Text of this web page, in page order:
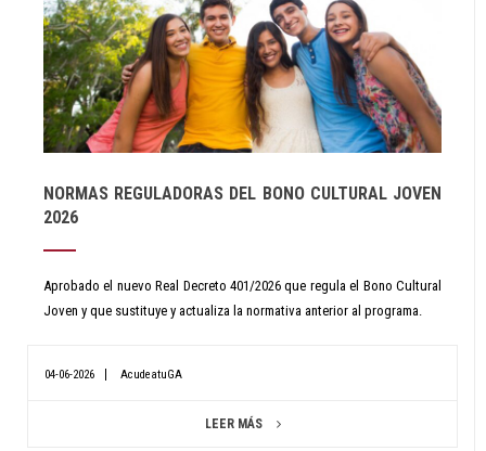
NORMAS REGULADORAS DEL BONO CULTURAL JOVEN
2026
Aprobado el nuevo Real Decreto 401/2026 que regula el Bono Cultural
Joven y que sustituye y actualiza la normativa anterior al programa.
04-06-2026 AcudeatuGA
LEER MÁS